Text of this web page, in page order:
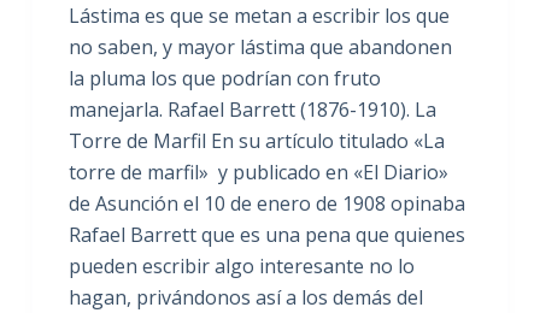
Lástima es que se metan a escribir los que
no saben, y mayor lástima que abandonen
la pluma los que podrían con fruto
manejarla. Rafael Barrett (1876-1910). La
Torre de Marfil En su artículo titulado «La
torre de marfil» y publicado en «El Diario»
de Asunción el 10 de enero de 1908 opinaba
Rafael Barrett que es una pena que quienes
pueden escribir algo interesante no lo
hagan, privándonos así a los demás del